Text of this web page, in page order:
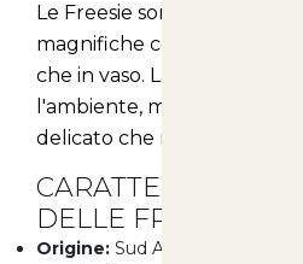
Le Freesie sono ideali per
magnifiche composizioni
che in vaso. La loro
l'ambiente, ma apporta
delicato che rende ogni
CARATTERISTICHE
DELLE FREESIE
Origine: Sud Africa, un luogo